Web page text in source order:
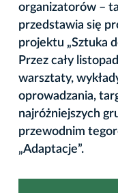
organizatorów –
przedstawia się
projektu „Sztuka
Przez cały
warsztaty,
oprowadzania,
najróżniejszych
przewodnim
„Adaptacje”.